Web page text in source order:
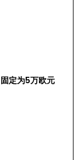
固定为5万欧元